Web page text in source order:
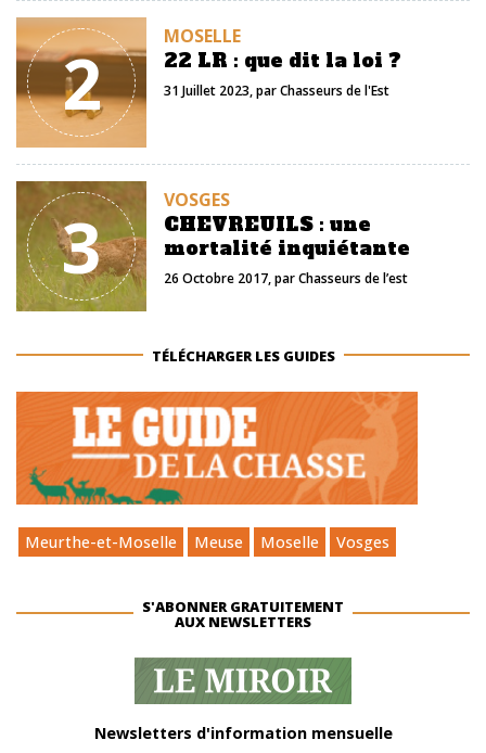
2 MOSELLE
22 LR : que dit la loi ?
31 Juillet 2023, parChasseurs de l'Est
3 VOSGES
CHEVREUILS : une
mortalité inquiétante
26 Octobre 2017, parChasseurs de l’est
TÉLÉCHARGER LES GUIDES
Meurthe-et-Moselle Meuse Moselle Vosges
S'ABONNER GRATUITEMENT
AUX NEWSLETTERS
Newsletters d'information mensuelle